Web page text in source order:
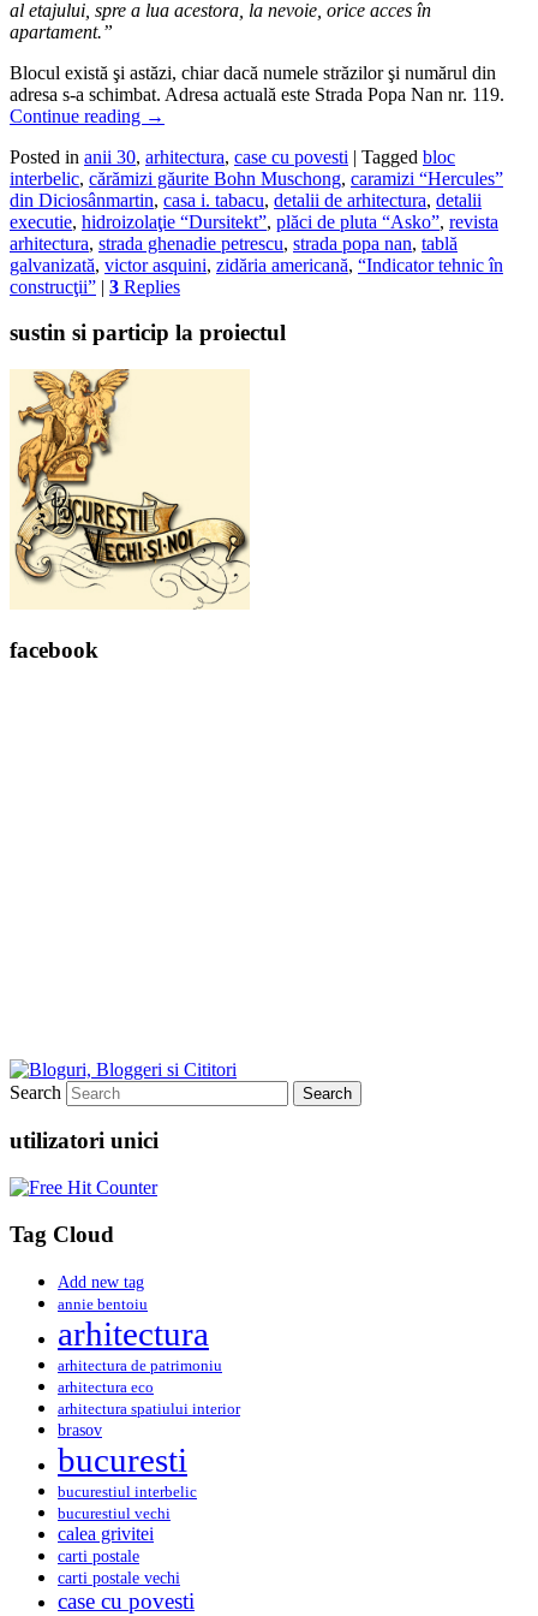
al etajului, spre a lua acestora, la nevoie, orice acces în
apartament.”
Blocul există şi astăzi, chiar dacă numele străzilor şi numărul din
adresa s-a schimbat. Adresa actuală este Strada Popa Nan nr. 119.
Continue reading →
Posted in anii 30, arhitectura, case cu povesti | Tagged bloc
interbelic, cărămizi găurite Bohn Muschong, caramizi “Hercules”
din Diciosânmartin, casa i. tabacu, detalii de arhitectura, detalii
executie, hidroizolaţie “Dursitekt”, plăci de pluta “Asko”, revista
arhitectura, strada ghenadie petrescu, strada popa nan, tablă
galvanizată, victor asquini, zidăria americană, “Indicator tehnic în
construcţii” | 3 Replies
sustin si particip la proiectul
facebook
Search
utilizatori unici
Tag Cloud
Add new tag
annie bentoiu
arhitectura
arhitectura de patrimoniu
arhitectura eco
arhitectura spatiului interior
brasov
bucuresti
bucurestiul interbelic
bucurestiul vechi
calea grivitei
carti postale
carti postale vechi
case cu povesti